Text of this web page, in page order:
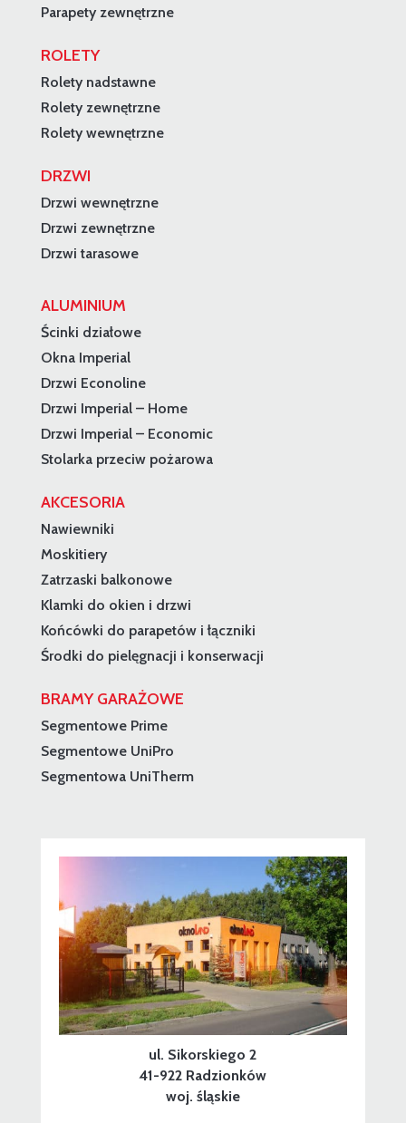
Parapety zewnętrzne
ROLETY
Rolety nadstawne
Rolety zewnętrzne
Rolety wewnętrzne
DRZWI
Drzwi wewnętrzne
Drzwi zewnętrzne
Drzwi tarasowe
ALUMINIUM
Ścinki działowe
Okna Imperial
Drzwi Econoline
Drzwi Imperial – Home
Drzwi Imperial – Economic
Stolarka przeciw pożarowa
AKCESORIA
Nawiewniki
Moskitiery
Zatrzaski balkonowe
Klamki do okien i drzwi
Końcówki do parapetów i łączniki
Środki do pielęgnacji i konserwacji
BRAMY GARAŻOWE
Segmentowe Prime
Segmentowe UniPro
Segmentowa UniTherm
ul. Sikorskiego 2
41-922 Radzionków
woj. śląskie